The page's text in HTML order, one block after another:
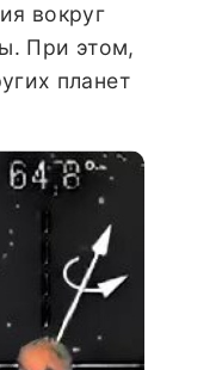
вокруг
При этом,
планет